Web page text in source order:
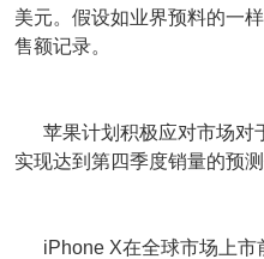
美元。假设如业界预料的一
售额记录。
苹果计划积极应对市场对
实现达到第四季度销量的预测
iPhone X在全球市场上市